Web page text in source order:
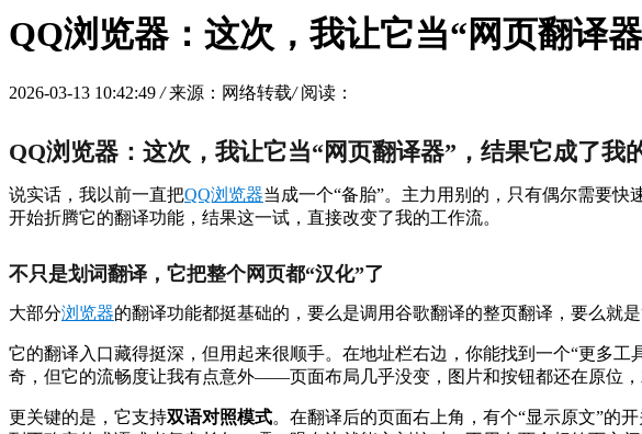
QQ浏览器：这次，我让它当“网页翻译
2026-03-13 10:42:49/ 来源：网络转载/ 阅读：
QQ浏览器：这次，我让它当“网页翻译器”，结果它成了我
说实话，我以前一直把QQ浏览器当成一个“备胎”。主力用别的，只有偶尔需要
开始折腾它的翻译功能，结果这一试，直接改变了我的工作流。
不只是划词翻译，它把整个网页都“汉化”了
大部分浏览器的翻译功能都挺基础的，要么是调用谷歌翻译的整页翻译，要么就
它的翻译入口藏得挺深，但用起来很顺手。在地址栏右边，你能找到一个“更多
奇，但它的流畅度让我有点意外——页面布局几乎没变，图片和按钮都还在原位，
更关键的是，它支持双语对照模式。在翻译后的页面右上角，有个“显示原文”的